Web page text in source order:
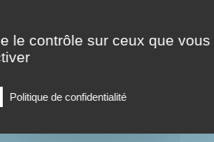
le contrôle sur ceux que vous
Politique de confidentialité